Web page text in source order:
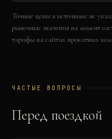
Точные цены в источнике не
рыночные значения на момент
тарифы на сайтах прокатных
ЧАСТЫЕ ВОПРОСЫ
Перед поездкой